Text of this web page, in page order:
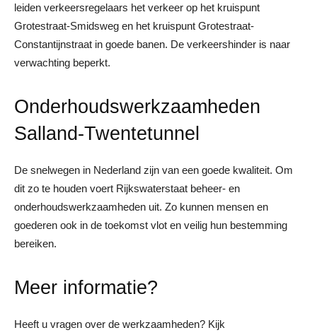
leiden verkeersregelaars het verkeer op het kruispunt
Grotestraat-Smidsweg en het kruispunt Grotestraat-
Constantijnstraat in goede banen. De verkeershinder is naar
verwachting beperkt.
Onderhoudswerkzaamheden
Salland-Twentetunnel
De snelwegen in Nederland zijn van een goede kwaliteit. Om
dit zo te houden voert Rijkswaterstaat beheer- en
onderhoudswerkzaamheden uit. Zo kunnen mensen en
goederen ook in de toekomst vlot en veilig hun bestemming
bereiken.
Meer informatie?
Heeft u vragen over de werkzaamheden? Kijk